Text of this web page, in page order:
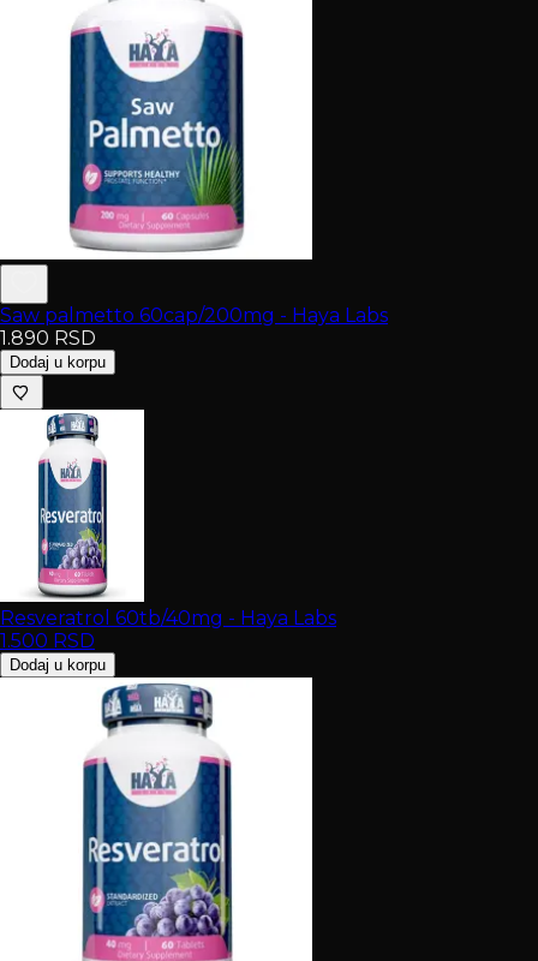
Saw palmetto 60cap/200mg - Haya Labs
1.890 RSD
Dodaj u korpu
Resveratrol 60tb/40mg - Haya Labs
1.500 RSD
Dodaj u korpu